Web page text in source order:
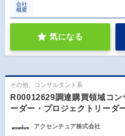
会社
概要
気になる
その他、コンサルタント系
R00012629調達購買領域コン
ーダー・プロジェクトリーダ
アクセンチュア株式会社